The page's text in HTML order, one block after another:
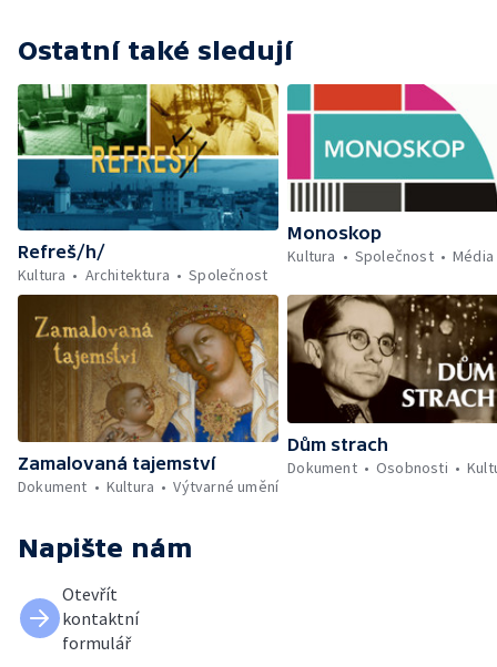
Ostatní také sledují
Refreš/h/
Kultura
Architektura Společnost
Monoskop
Kultura
Společnost Média
Zamalovaná tajemství
Dokument
Kultura Výtvarné umění
Dům strach
Dokument
Osobnosti
Napište nám
Otevřít
kontaktní
formulář